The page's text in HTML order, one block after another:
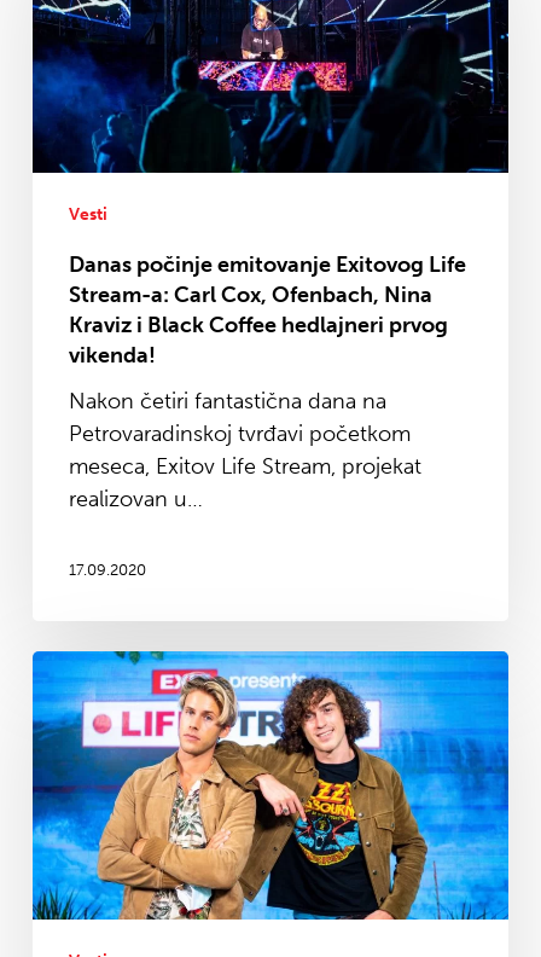
Exitovog
Life
Stream-
a:
Carl
Cox,
Ofenbach,
Kraviz
Black
hedlajneri
prvog
vikenda!
Vesti
Danas počinje emitovanje Exitovog Life
Stream-a: Carl Cox, Ofenbach, Nina
Kraviz i Black Coffee hedlajneri prvog
vikenda!
Nakon četiri fantastična dana na
Petrovaradinskoj tvrđavi početkom
meseca, Exitov Life Stream, projekat
realizovan u…
17.09.2020
Strani
izvođači
i
domaće
javne
ličnosti
oduševljeni
Life
Stream-